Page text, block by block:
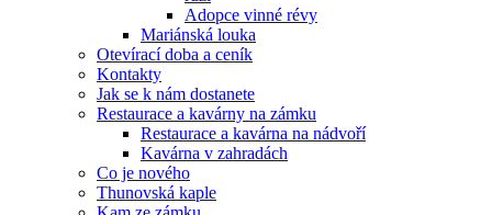
Adopce vinné révy
Mariánská louka
Otevírací doba a ceník
Kontakty
Jak se k nám dostanete
Restaurace a kavárny na zámku
Restaurace a kavárna na nádvoří
Kavárna v zahradách
Co je nového
Thunovská kaple